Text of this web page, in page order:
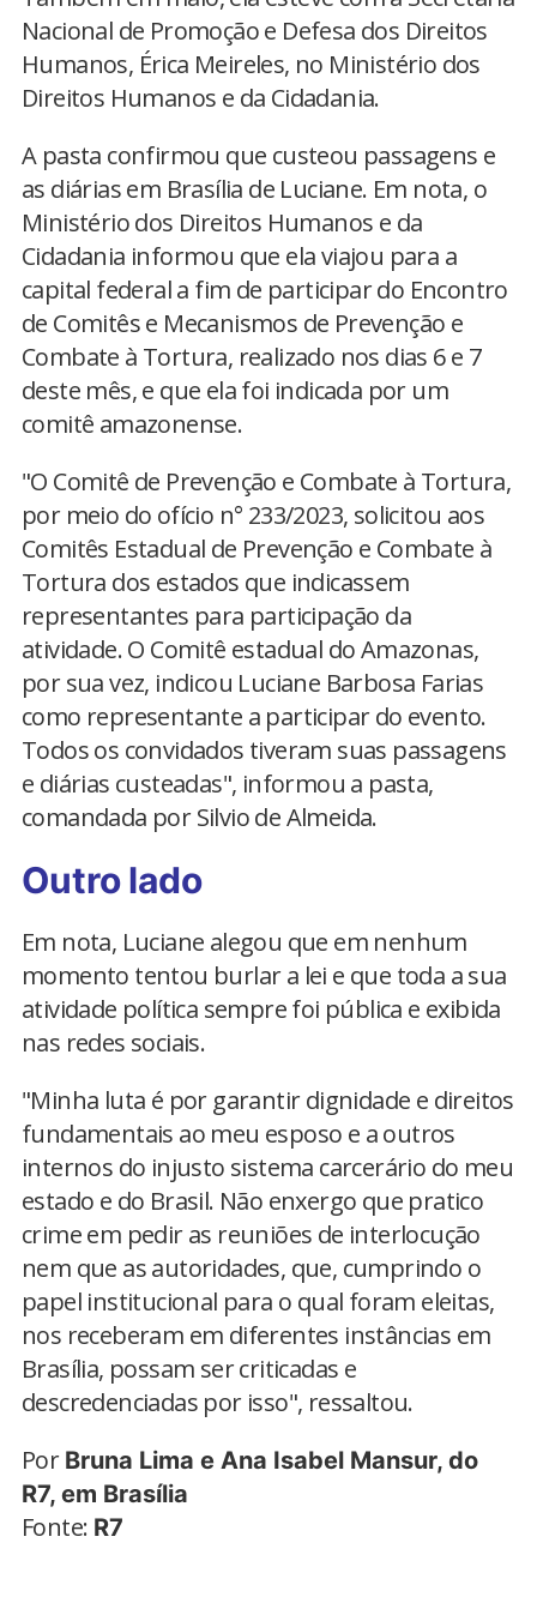
Nacional de Promoção e Defesa dos Direitos
Humanos, Érica Meireles, no Ministério dos
Direitos Humanos e da Cidadania.
A pasta confirmou que custeou passagens e
as diárias em Brasília de Luciane. Em nota, o
Ministério dos Direitos Humanos e da
Cidadania informou que ela viajou para a
capital federal a fim de participar do Encontro
de Comitês e Mecanismos de Prevenção e
Combate à Tortura, realizado nos dias 6 e 7
deste mês, e que ela foi indicada por um
comitê amazonense.
"O Comitê de Prevenção e Combate à Tortura,
por meio do ofício n° 233/2023, solicitou aos
Comitês Estadual de Prevenção e Combate à
Tortura dos estados que indicassem
representantes para participação da
atividade. O Comitê estadual do Amazonas,
por sua vez, indicou Luciane Barbosa Farias
como representante a participar do evento.
Todos os convidados tiveram suas passagens
e diárias custeadas", informou a pasta,
comandada por Silvio de Almeida.
Outro lado
Em nota, Luciane alegou que em nenhum
momento tentou burlar a lei e que toda a sua
atividade política sempre foi pública e exibida
nas redes sociais.
"Minha luta é por garantir dignidade e direitos
fundamentais ao meu esposo e a outros
internos do injusto sistema carcerário do meu
estado e do Brasil. Não enxergo que pratico
crime em pedir as reuniões de interlocução
nem que as autoridades, que, cumprindo o
papel institucional para o qual foram eleitas,
nos receberam em diferentes instâncias em
Brasília, possam ser criticadas e
descredenciadas por isso", ressaltou.
Por Bruna Lima e Ana Isabel Mansur, do
R7, em Brasília
Fonte: R7